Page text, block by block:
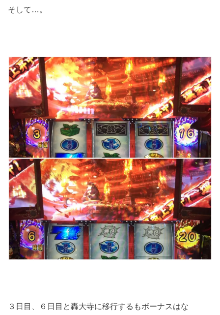
そして…。
３日目、６日目と轟大寺に移行するもボーナスはな